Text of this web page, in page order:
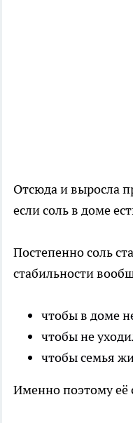
Отсюда и выросла
если соль в доме
Постепенно соль
стабильности
чтобы в доме
чтобы не
чтобы семья
Именно поэтому её